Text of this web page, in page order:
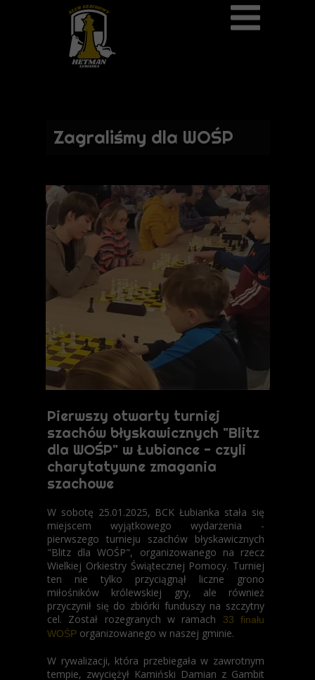
Zagraliśmy dla WOŚP
Pierwszy otwarty turniej
szachów błyskawicznych "Blitz
dla WOŚP" w Łubiance - czyli
charytatywne zmagania
szachowe
W sobotę 25.01.2025, BCK Łubianka stała się
miejscem wyjątkowego wydarzenia -
pierwszego turnieju szachów błyskawicznych
"Blitz dla WOŚP", organizowanego na rzecz
Wielkiej Orkiestry Świątecznej Pomocy. Turniej
ten nie tylko przyciągnął liczne grono
miłośników królewskiej gry, ale również
przyczynił się do zbiórki funduszy na szczytny
cel. Został rozegranych w ramach
33 finału
WOŚP organizowanego w naszej gminie.
W rywalizacji, która przebiegała w zawrotnym
tempie, zwyciężył Kamiński Damian z Gambit